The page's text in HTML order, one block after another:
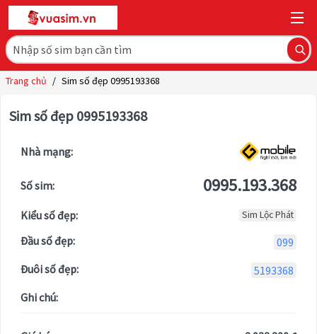
Trang chủ / Sim số đẹp 0995193368
Sim số đẹp 0995193368
Nhà mạng:
Số sim: 0995.193.368
Kiểu số đẹp: Sim Lộc Phát
Đầu số đẹp:
099
Đuôi số đẹp:
5193368
Ghi chú: